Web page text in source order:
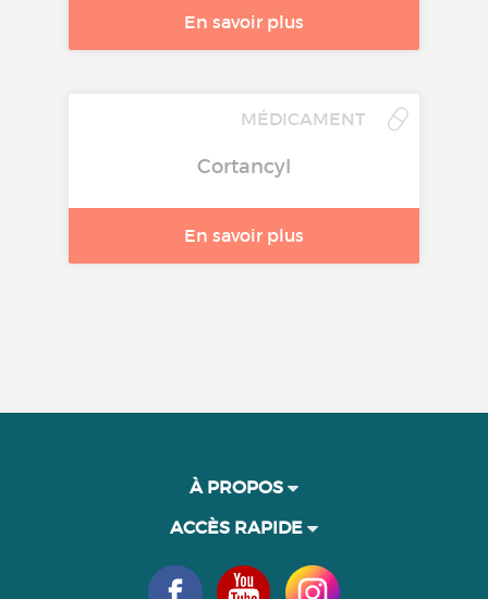
En savoir plus
MÉDICAMENT
Cortancyl
En savoir plus
À PROPOS
ACCÈS RAPIDE